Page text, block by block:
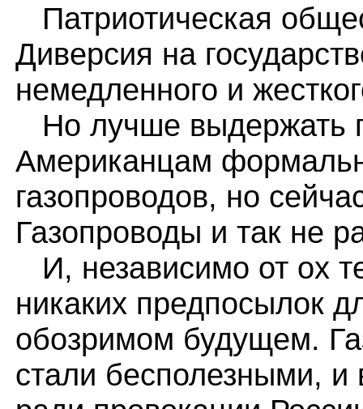
Патриотическая
Диверсия на
немедленного и
Но лучше выдержать
Американцам
газопроводов, но
Газопроводы и так не
И, независимо от ох
никаких предпосылок
обозримом будущем.
стали бесполезными, и